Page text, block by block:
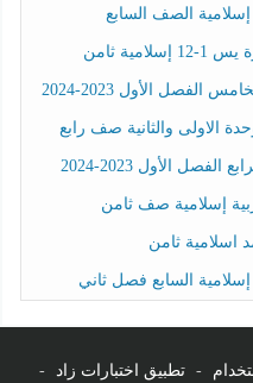
الصف السابع
ثامن
الأول 2023-2024
الاولى والثانية صف رابع
الأول 2023-2024
إسلامية صف ثامن
اسلامية ثامن
السابع فصل ثاني
- تطبيق اختبارات زاد -